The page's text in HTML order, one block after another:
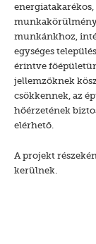
energiatakarékos,
munkánkhoz,
egységes
érintve
jellemzőknek
csökkennek, az
hőérzetének
elérhető.
A projekt
kerülnek.